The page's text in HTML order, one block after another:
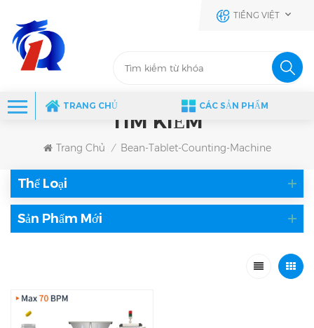
TIẾNG VIỆT
TRANG CHỦ CÁC SẢN PHẨM
TÌM KIẾM
Trang Chủ / Bean-Tablet-Counting-Machine
Thể Loại
Sản Phẩm Mới